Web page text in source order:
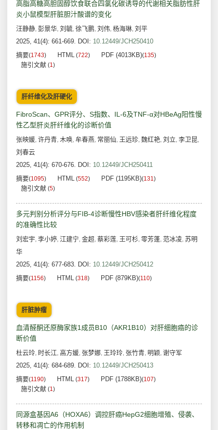
高脂高糖高胆固醇饮食联合四氯化碳诱导的代谢相关脂肪性肝
炎小鼠模型肝脏胆汁酸谱的变化
汪静静, 彭景华, 刘毓, 徐飞鹏, 刘伟, 杨海琳, 刘平
2025, 41(4): 661-669. DOI: 10.12449/JCH250410
摘要(1743) HTML (722) PDF (4013KB)(135)
施引文献 (1)
肝纤维化及肝硬化
FibroScan、GPR评分、S指数、IL-6及TNF-α对HBeAg阳性慢
性乙型肝炎肝纤维化的诊断价值
张映媛, 许丹青, 木唤, 牟春燕, 常丽仙, 王远珍, 魏红艳, 刘立, 李卫昆,
刘春云
2025, 41(4): 670-676. DOI: 10.12449/JCH250411
摘要(1095) HTML (552) PDF (1195KB)(131)
施引文献 (5)
多元判别分析评分与FIB-4诊断慢性HBV感染者肝纤维化程度
的准确性比较
刘宏宇, 李小婷, 江建宁, 金超, 蔡彩莲, 王可杉, 零芳蓬, 范冰凌, 苏明
华
2025, 41(4): 677-683. DOI: 10.12449/JCH250412
摘要(1156) HTML (318) PDF (879KB)(110)
肝脏肿瘤
血清醛酮还原酶家族1成员B10（AKR1B10）对肝细胞癌的诊
断价值
杜云玲, 时长江, 高方媛, 张梦娜, 王玲玲, 张竹青, 明颖, 谢守军
2025, 41(4): 684-689. DOI: 10.12449/JCH250413
摘要(1190) HTML (317) PDF (1788KB)(107)
施引文献 (1)
同源盒基因A6（HOXA6）调控肝癌HepG2细胞增殖、侵袭、
转移和凋亡的作用机制